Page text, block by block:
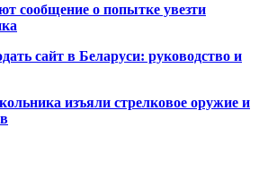
сообщение о попытке увезти
сайт в Беларуси: руководство и
изъяли стрелковое оружие и